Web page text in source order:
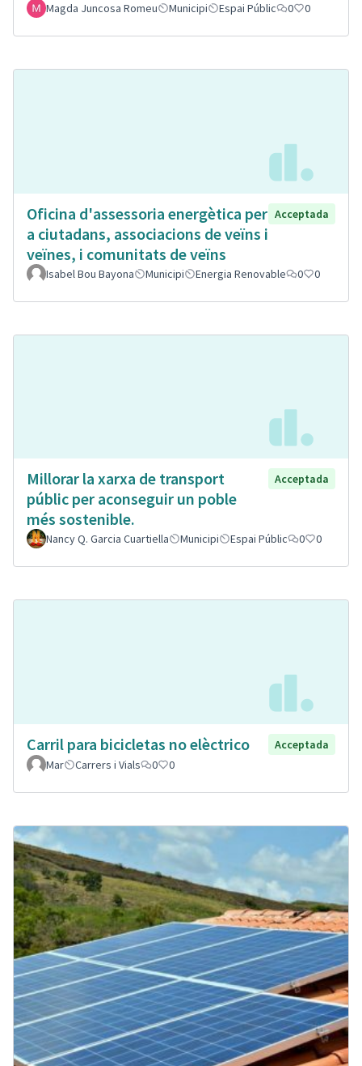
Magda Juncosa Romeu
Municipi Espai Públic 0 0
Oficina d'assessoria energètica per
a ciutadans, associacions de veïns i
veïnes, i comunitats de veïns
Acceptada
Isabel Bou Bayona Municipi Energia Renovable 0 0
Millorar la xarxa de transport
públic per aconseguir un poble
més sostenible.
Acceptada
Nancy Q. Garcia Cuartiella Municipi Espai Públic 0 0
Carril para bicicletas no elèctrico
Acceptada
Mar
Carrers i Vials 0 0